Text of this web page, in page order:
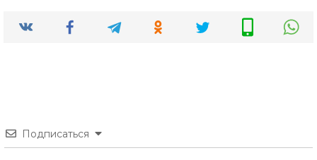
Подписаться